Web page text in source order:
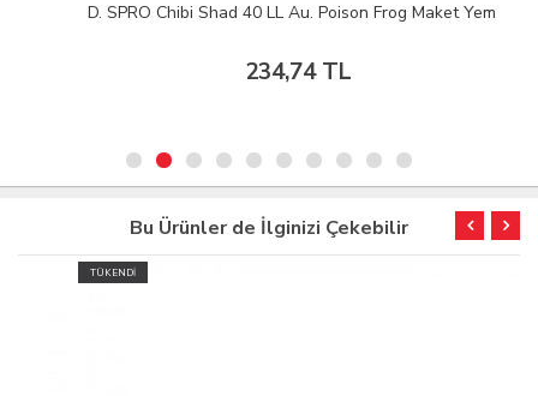
D. SPRO Chibi Shad 40 LL Au. Poison Frog Maket Yem
234,74 TL
Bu Ürünler de İlginizi Çekebilir